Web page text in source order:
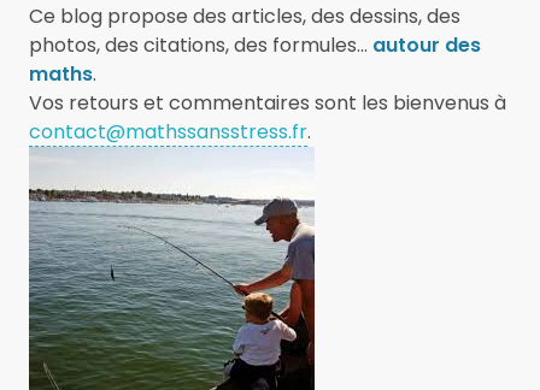
Ce blog propose des articles, des dessins, des
photos, des citations, des formules... autour des
maths.
Vos retours et commentaires sont les bienvenus à
contact@mathssansstress.fr.